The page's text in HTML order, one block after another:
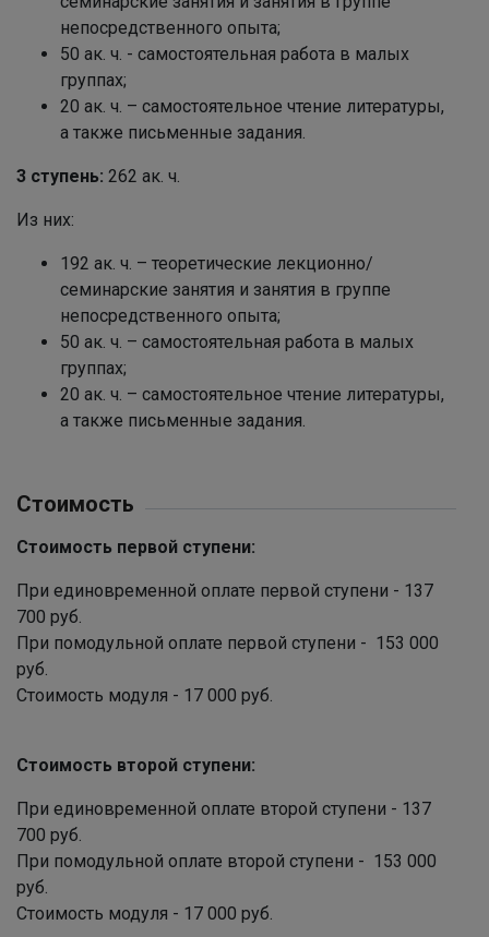
непосредственного опыта;
50 ак. ч. - самостоятельная работа в малых
группах;
20 ак. ч. – самостоятельное чтение литературы,
а также письменные задания.
3 ступень: 262 ак. ч.
Из них:
192 ак. ч. – теоретические лекционно/
семинарские занятия и занятия в группе
непосредственного опыта;
50 ак. ч. – самостоятельная работа в малых
группах;
20 ак. ч. – самостоятельное чтение литературы,
а также письменные задания.
Стоимость
Стоимость первой ступени:
При единовременной оплате первой ступени - 137
700 руб.
При помодульной оплате первой ступени - 153 000
руб.
Стоимость модуля - 17 000 руб.
Стоимость второй ступени:
При единовременной оплате второй ступени - 137
700 руб.
При помодульной оплате второй ступени - 153 000
руб.
Стоимость модуля - 17 000 руб.